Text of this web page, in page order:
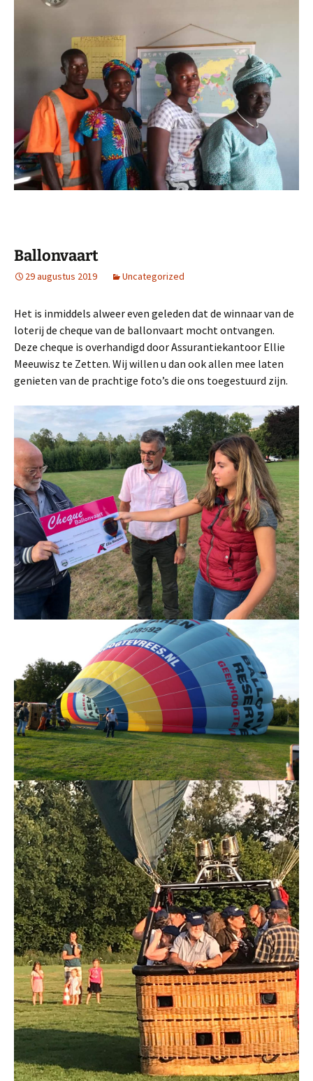
Ballonvaart
29 augustus 2019 Uncategorized
Het is inmiddels alweer even geleden dat de winnaar van de
loterij de cheque van de ballonvaart mocht ontvangen.
Deze cheque is overhandigd door Assurantiekantoor Ellie
Meeuwisz te Zetten. Wij willen u dan ook allen mee laten
genieten van de prachtige foto’s die ons toegestuurd zijn.